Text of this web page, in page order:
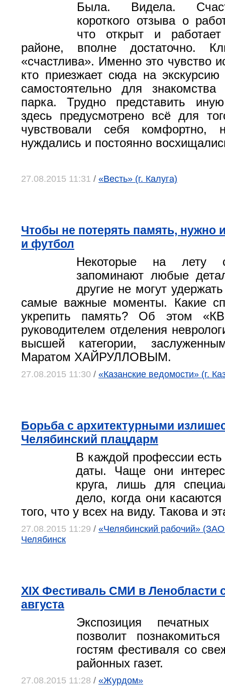
Была. Видела.
короткого отзыва о
что открыт и
районе, вполне достаточно.
«счастлива». Именно это чувство
кто приезжает сюда на
самостоятельно для знакомства
парка. Трудно представить
здесь предусмотрено всё для
чувствовали себя
нуждались и постоянно
27.08.2015 11:31 / «Весть» (г. Калуга)
Чтобы не потерять память, нужно
и футбол
Некоторые на лету
запоминают любые
другие не могут
самые важные моменты. Какие
укрепить память? Об этом
руководителем отделения
высшей категории,
Маратом ХАЙРУЛЛОВЫМ.
27.08.2015 11:30 / «Казанские ведомости» (г.
Борьба с архитектурными
Челябинский плацдарм
В каждой профессии
даты. Чаще они
круга, лишь для
дело, когда они
того, что у всех на виду. Такова и
27.08.2015 11:29 / «Челябинский рабочий»
Челябинск
XIX Фестиваль СМИ в Ленобласти
августа
Экспозиция
позволит
гостям фестиваля со
районных газет.
27.08.2015 11:28 / «Журдом»